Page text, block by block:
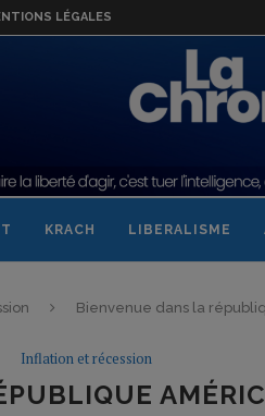
LÉGALES
KRACH LIBERALISME
Bienvenue dans la
Inflation et récession